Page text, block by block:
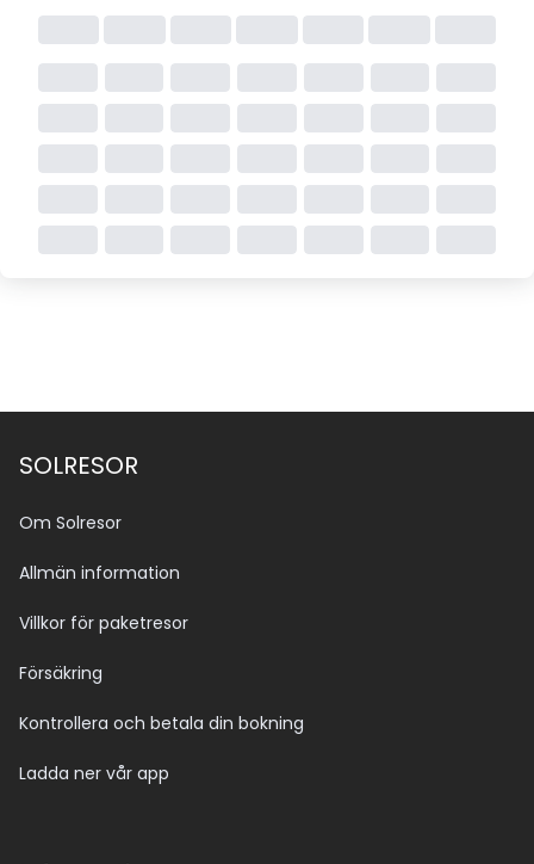
SOLRESOR
Om Solresor
Allmän information
Villkor för paketresor
Försäkring
Kontrollera och betala din bokning
Ladda ner vår app